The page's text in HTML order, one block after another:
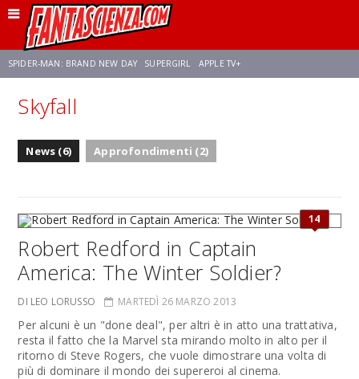
SPIDER-MAN: BRAND NEW DAY SUPERGIRL APPLE TV+
FRANCO RICCIARDIELLO
Skyfall
News (6) Approfondimenti (2)
14
Robert Redford in Captain
America: The Winter Soldier?
DI LEO LORUSSO MARTEDÌ 26 MARZO 2013
Per alcuni è un "done deal", per altri è in atto una trattativa,
resta il fatto che la Marvel sta mirando molto in alto per il
ritorno di Steve Rogers, che vuole dimostrare una volta di
più di dominare il mondo dei supereroi al cinema.